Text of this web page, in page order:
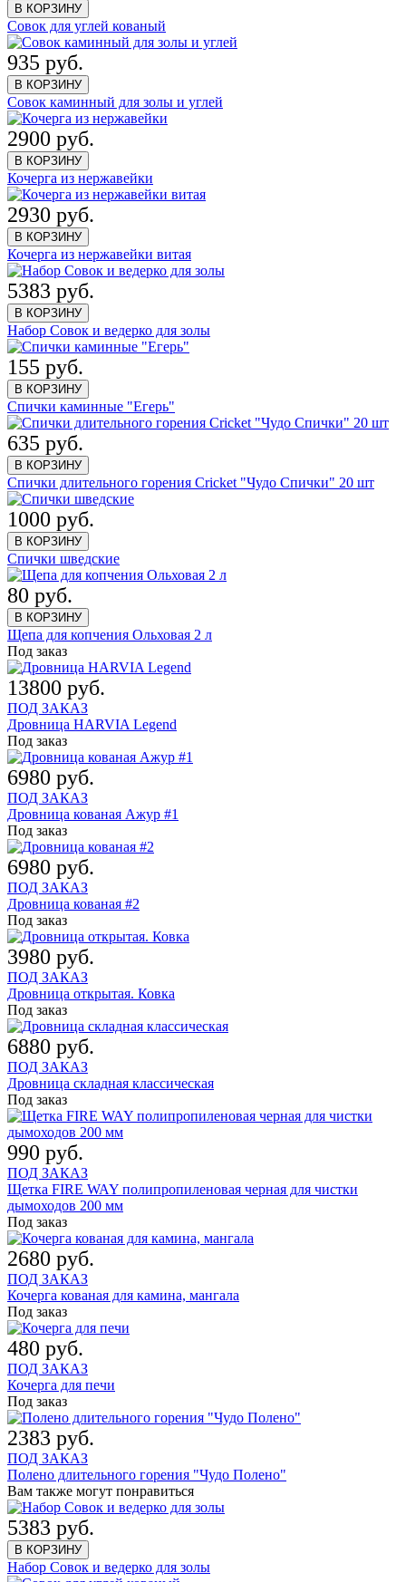
В КОРЗИНУ
Совок для углей кованый
935 руб.
В КОРЗИНУ
Совок каминный для золы и углей
2900 руб.
В КОРЗИНУ
Кочерга из нержавейки
2930 руб.
В КОРЗИНУ
Кочерга из нержавейки витая
5383 руб.
В КОРЗИНУ
Набор Совок и ведерко для золы
155 руб.
В КОРЗИНУ
Спички каминные "Егерь"
635 руб.
В КОРЗИНУ
Спички длительного горения Cricket "Чудо Спички" 20 шт
1000 руб.
В КОРЗИНУ
Спички шведские
80 руб.
В КОРЗИНУ
Щепа для копчения Ольховая 2 л
Под заказ
13800 руб.
ПОД ЗАКАЗ
Дровница HARVIA Legend
Под заказ
6980 руб.
ПОД ЗАКАЗ
Дровница кованая Ажур #1
Под заказ
6980 руб.
ПОД ЗАКАЗ
Дровница кованая #2
Под заказ
3980 руб.
ПОД ЗАКАЗ
Дровница открытая. Ковка
Под заказ
6880 руб.
ПОД ЗАКАЗ
Дровница складная классическая
Под заказ
990 руб.
ПОД ЗАКАЗ
Щетка FIRE WAY полипропиленовая черная для чистки
дымоходов 200 мм
Под заказ
2680 руб.
ПОД ЗАКАЗ
Кочерга кованая для камина, мангала
Под заказ
480 руб.
ПОД ЗАКАЗ
Кочерга для печи
Под заказ
2383 руб.
ПОД ЗАКАЗ
Полено длительного горения "Чудо Полено"
Вам также могут понравиться
5383 руб.
В КОРЗИНУ
Набор Совок и ведерко для золы